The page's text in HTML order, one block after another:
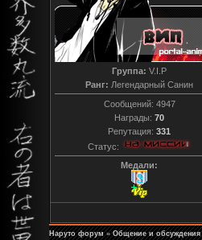
Группа: V.I.P
Ранг: Легендарный Санин
Сообщений: 4947
Награды: 70
Репутация: 331
Статус:
Медали:
Наруто форум » Общение и обсуждения